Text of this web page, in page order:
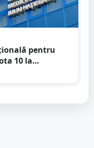
pentru
10 la
care nu s-a